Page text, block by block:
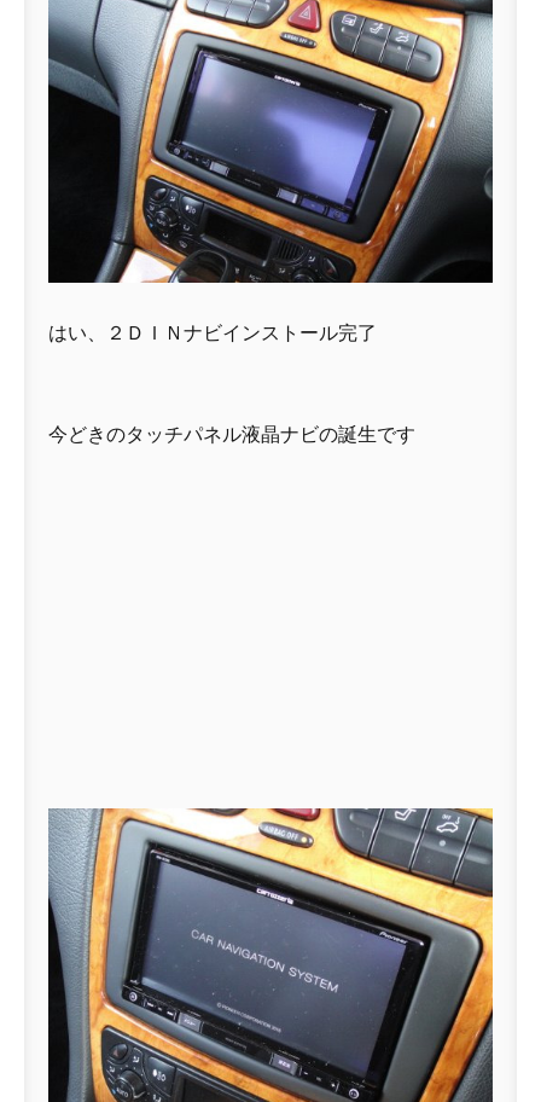
はい、２ＤＩＮナビインストール完了
今どきのタッチパネル液晶ナビの誕生です